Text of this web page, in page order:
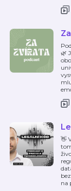
🌿
👋
na